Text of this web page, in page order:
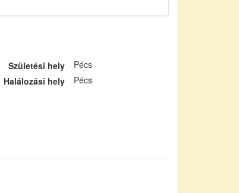
Születési hely
Pécs
Halálozási hely
Pécs